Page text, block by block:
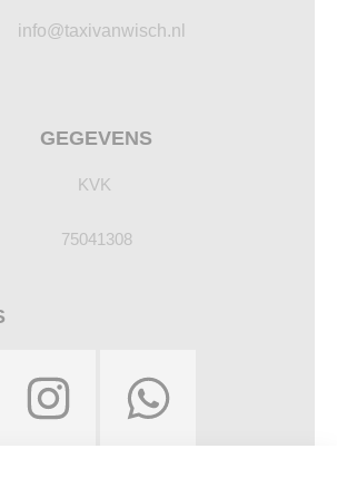
info@taxivanwisch.nl
GEGEVENS
KVK
75041308
I
n
W
h